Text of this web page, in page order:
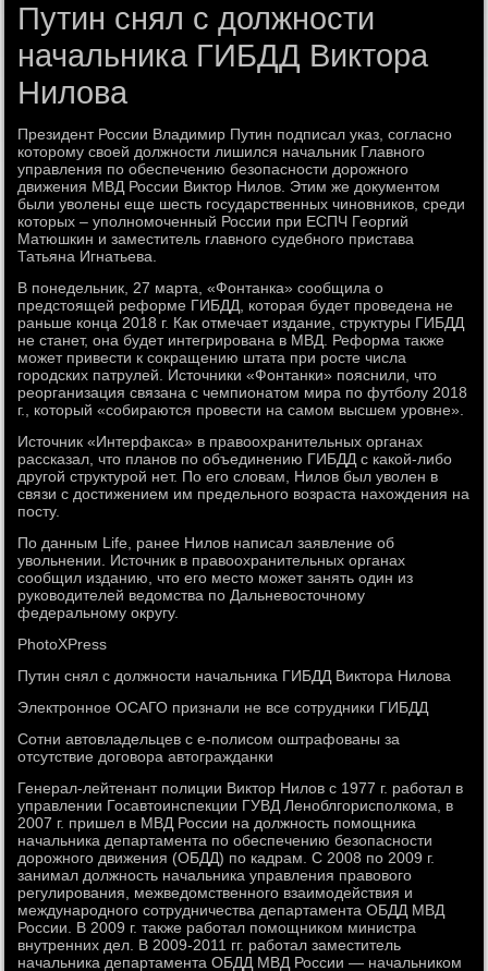
Путин снял с должности
начальника ГИБДД Виктора
Нилова
Президент России Владимир Путин подписал указ, согласно
которому своей должности лишился начальник Главного
управления по обеспечению безопасности дорожного
движения МВД России Виктор Нилов. Этим же документом
были уволены еще шесть государственных чиновников, среди
которых – уполномоченный России при ЕСПЧ Георгий
Матюшкин и заместитель главного судебного пристава
Татьяна Игнатьева.
В понедельник, 27 марта, «Фонтанка» сообщила о
предстоящей реформе ГИБДД, которая будет проведена не
раньше конца 2018 г. Как отмечает издание, структуры ГИБДД
не станет, она будет интегрирована в МВД. Реформа также
может привести к сокращению штата при росте числа
городских патрулей. Источники «Фонтанки» пояснили, что
реорганизация связана с чемпионатом мира по футболу 2018
г., который «собираются провести на самом высшем уровне».
Источник «Интерфакса» в правоохранительных органах
рассказал, что планов по объединению ГИБДД с какой-либо
другой структурой нет. По его словам, Нилов был уволен в
связи с достижением им предельного возраста нахождения на
посту.
По данным Life, ранее Нилов написал заявление об
увольнении. Источник в правоохранительных органах
сообщил изданию, что его место может занять один из
руководителей ведомства по Дальневосточному
федеральному округу.
PhotoXPress
Путин снял с должности начальника ГИБДД Виктора Нилова
Электронное ОСАГО признали не все сотрудники ГИБДД
Сотни автовладельцев с е-полисом оштрафованы за
отсутствие договора автогражданки
Генерал-лейтенант полиции Виктор Нилов с 1977 г. работал в
управлении Госавтоинспекции ГУВД Леноблгорисполкома, в
2007 г. пришел в МВД России на должность помощника
начальника департамента по обеспечению безопасности
дорожного движения (ОБДД) по кадрам. С 2008 по 2009 г.
занимал должность начальника управления правового
регулирования, межведомственного взаимодействия и
международного сотрудничества департамента ОБДД МВД
России. В 2009 г. также работал помощником министра
внутренних дел. В 2009-2011 гг. работал заместитель
начальника департамента ОБДД МВД России — начальником